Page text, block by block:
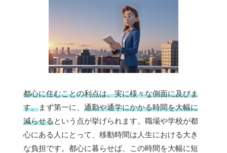
都心に住むことの利点は、実に様々な側面に及びま
す。まず第一に、 通勤や通学にかかる時間を大幅に
減らせるという点が挙げられます。職場や学校が都
心にある人にとって、移動時間は人生における大き
な負担です。都心に暮らせば、この時間を大幅に短